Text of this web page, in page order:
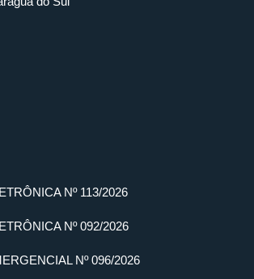
Nº 113/2026
Nº 092/2026
Nº 096/2026